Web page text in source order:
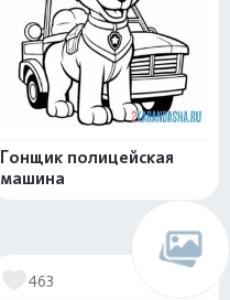
Гонщик полицейская
машина
463